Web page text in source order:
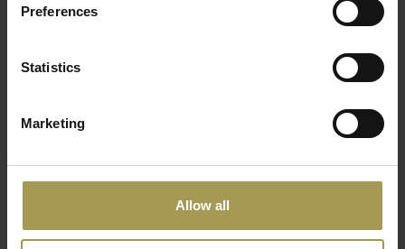
Preferences
Statistics
Marketing
Allow all
aan accentverlichting of logopanelen.
Zorg dat een gedeelte van de balie toegankelijk is voor
rolstoelgebruikers of mensen met beperkte mobiliteit.
Kabeldoorvoer, stroomvoorziening, ventilatie en
opbergvakken maken het gebruiksgemak groter.
Office – Maatwerk Balies